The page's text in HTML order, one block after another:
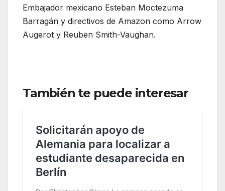
Embajador mexicano Esteban Moctezuma
Barragán y directivos de Amazon como Arrow
Augerot y Reuben Smith-Vaughan.
También te puede interesar